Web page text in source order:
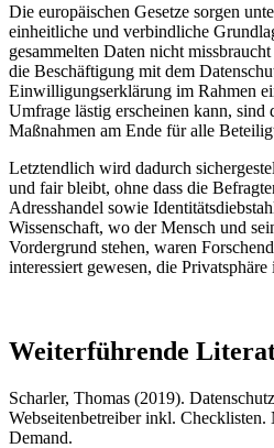
Die europäischen Gesetze sorgen
einheitliche und verbindliche
gesammelten Daten nicht
die Beschäftigung mit dem
Einwilligungserklärung im Rahmen
Umfrage lästig erscheinen kann, sind
Maßnahmen am Ende für alle
Letztendlich wird dadurch
und fair bleibt, ohne dass die
Adresshandel sowie
Wissenschaft, wo der Mensch und
Vordergrund stehen, waren
interessiert gewesen, die
Weiterführende
Scharler, Thomas (2019).
Webseitenbetreiber inkl. Checklisten.
Demand.